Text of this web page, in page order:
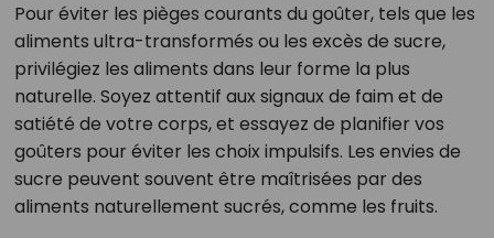
Pour éviter les pièges courants du goûter, tels que les
aliments ultra-transformés ou les excès de sucre,
privilégiez les aliments dans leur forme la plus
naturelle. Soyez attentif aux signaux de faim et de
satiété de votre corps, et essayez de planifier vos
goûters pour éviter les choix impulsifs. Les envies de
sucre peuvent souvent être maîtrisées par des
aliments naturellement sucrés, comme les fruits.